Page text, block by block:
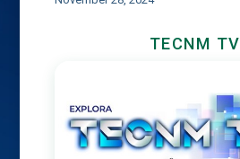
TECNM TV